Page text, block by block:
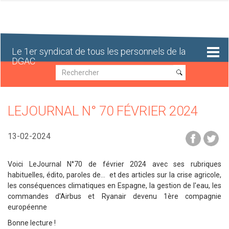
Le 1er syndicat de tous les personnels de la
DGAC
Recherche
Recherche
LEJOURNAL N° 70 FÉVRIER 2024
13-02-2024
Voici LeJournal N°70 de février 2024 avec ses rubriques
habituelles, édito, paroles de... et des articles sur la crise agricole,
les conséquences climatiques en Espagne, la gestion de l'eau, les
commandes d'Airbus et Ryanair devenu 1ère compagnie
européenne
Bonne lecture !